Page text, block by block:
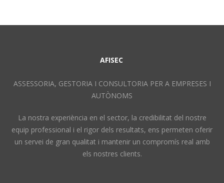
AFISEC
ASSESSORIA, GESTORIA I CONSULTORIA PER A EMPRESES I
AUTÒNOMS
La nostra experiència en el sector, la credibilitat del nostre
equip professional i el rigor dels resultats, ens permeten oferir
un servei de gran qualitat i mantenir un compromís real amb
els nostres clients.